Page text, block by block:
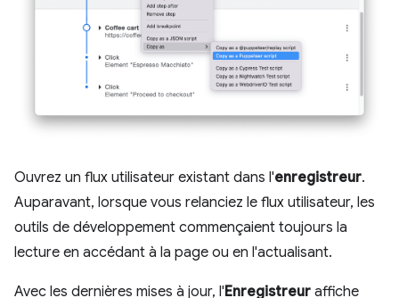
Ouvrez un flux utilisateur existant dans l'enregistreur.
Auparavant, lorsque vous relanciez le flux utilisateur, les
outils de développement commençaient toujours la
lecture en accédant à la page ou en l'actualisant.
Avec les dernières mises à jour, l'Enregistreur affiche